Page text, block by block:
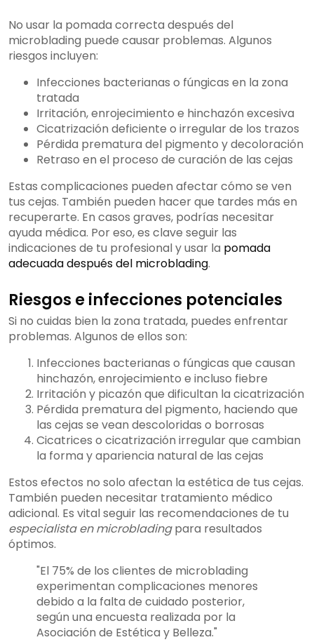
No usar la pomada correcta después del
microblading puede causar problemas. Algunos
riesgos incluyen:
Infecciones bacterianas o fúngicas en la zona
tratada
Irritación, enrojecimiento e hinchazón excesiva
Cicatrización deficiente o irregular de los trazos
Pérdida prematura del pigmento y decoloración
Retraso en el proceso de curación de las cejas
Estas complicaciones pueden afectar cómo se ven
tus cejas. También pueden hacer que tardes más en
recuperarte. En casos graves, podrías necesitar
ayuda médica. Por eso, es clave seguir las
indicaciones de tu profesional y usar la pomada
adecuada después del microblading.
Riesgos e infecciones potenciales
Si no cuidas bien la zona tratada, puedes enfrentar
problemas. Algunos de ellos son:
Infecciones bacterianas o fúngicas que causan
hinchazón, enrojecimiento e incluso fiebre
Irritación y picazón que dificultan la cicatrización
Pérdida prematura del pigmento, haciendo que
las cejas se vean descoloridas o borrosas
Cicatrices o cicatrización irregular que cambian
la forma y apariencia natural de las cejas
Estos efectos no solo afectan la estética de tus cejas.
También pueden necesitar tratamiento médico
adicional. Es vital seguir las recomendaciones de tu
especialista en microbladingpara resultados
óptimos.
"El 75% de los clientes de microblading
experimentan complicaciones menores
debido a la falta de cuidado posterior,
según una encuesta realizada por la
Asociación de Estética y Belleza."